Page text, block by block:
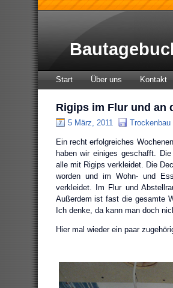
Start Über uns Kontakt
Rigips im Flur und an
5 März, 2011 Trockenbau
Ein recht erfolgreiches
haben wir einiges geschafft.
alle mit Rigips verkleidet. Die
worden und im Wohn- und
verkleidet. Im Flur und
Außerdem ist fast die gesamte
Ich denke, da kann man doch
Hier mal wieder ein paar